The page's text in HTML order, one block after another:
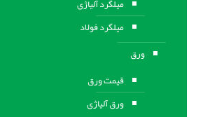
میلگرد آلیاژی
میلگرد فولاد
ورق
قیمت ورق
ورق آلیاژی